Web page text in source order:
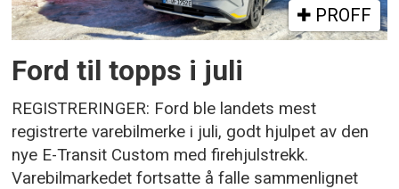
PROFF
Ford til topps i juli
REGISTRERINGER: Ford ble landets mest
registrerte varebilmerke i juli, godt hjulpet av den
nye E-Transit Custom med firehjulstrekk.
Varebilmarkedet fortsatte å falle sammenlignet